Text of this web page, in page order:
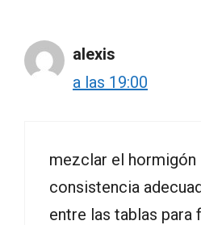
alexis
a las 19:00
mezclar el hormigón
consistencia
entre las tablas para